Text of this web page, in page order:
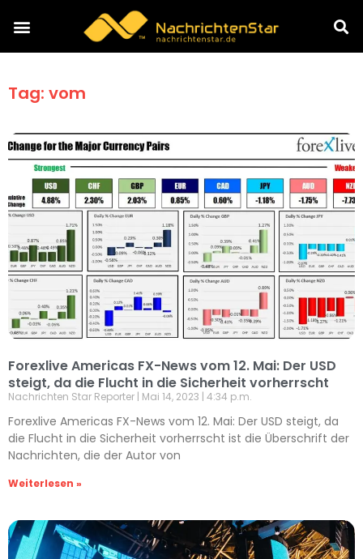
Tag: vom
Forexlive Americas FX-News vom 12. Mai: Der USD
steigt, da die Flucht in die Sicherheit vorherrscht
Nachrichten Star Reporter Mai 14, 2023 4:34 p.m.
Forexlive Americas FX-News vom 12. Mai: Der USD steigt, da
die Flucht in die Sicherheit vorherrscht ist die Überschrift der
Nachrichten, die der Autor von
Weiterlesen »